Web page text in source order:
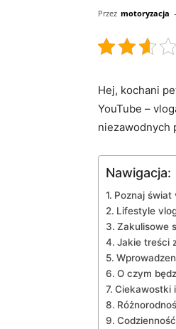
Przez motoryzacja -
Hej, kochani​
YouTube –
niezawodnych
Nawigacja:
Poznaj świat
Lifestyle
Zakulisowe
Jakie treści
O czym
Ciekawostki⁤